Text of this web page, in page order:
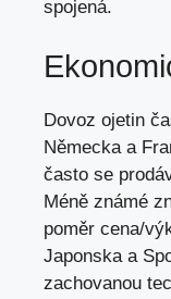
spojená.
Dovoz ojetin
Německa a
často se
Méně známé
poměr cena/
Japonska a
zachovanou